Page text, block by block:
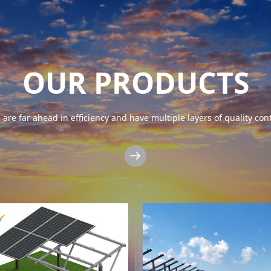
OUR PRODUCTS
are far ahead in efficiency and have multiple layers of quality